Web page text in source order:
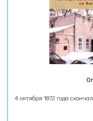
4 октября 1872 года